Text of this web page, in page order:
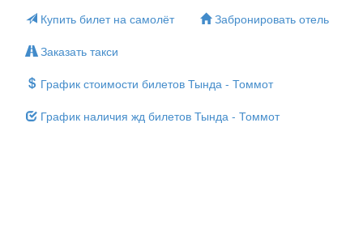
Купить билет на самолёт
Забронировать отель
Заказать такси
График стоимости билетов Тында - Томмот
График наличия жд билетов Тында - Томмот